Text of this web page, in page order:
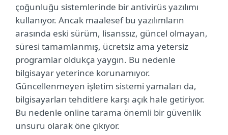
çoğunluğu sistemlerinde bir antivirüs yazılımı
kullanıyor. Ancak maalesef bu yazılımların
arasında eski sürüm, lisanssız, güncel olmayan,
süresi tamamlanmış, ücretsiz ama yetersiz
programlar oldukça yaygın. Bu nedenle
bilgisayar yeterince korunamıyor.
Güncellenmeyen işletim sistemi yamaları da,
bilgisayarları tehditlere karşı açık hale getiriyor.
Bu nedenle online tarama önemli bir güvenlik
unsuru olarak öne çıkıyor.